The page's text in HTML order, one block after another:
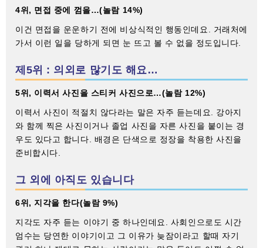
4위, 면접 중에 껌을…(놀람 14%)
이건 면접을 운운하기 전에 비상식적인 행동인데요. 거래처에
가서 이런 일을 당하게 되면 눈 뜨고 볼 수 없을 정도입니다.
제5위 : 의외로 많기도 해요…
5위, 이력서 사진을 스티커 사진으로…(놀람 12%)
이력서 사진이 적절치 않다라는 말은 자주 듣는데요. 강아지
와 함께 찍은 사진이거나 졸업 사진을 자른 사진을 붙이는 경
우도 있다고 합니다. 배경은 단색으로 정장을 착용한 사진을
준비합시다.
그 외에 아직도 있습니다
6위, 지각을 한다(놀람 9%)
지각도 자주 듣는 이야기 중 하나인데요. 사회인으로도 시간
엄수는 당연한 이야기이고 그 이유가 늦잠이라고 할때 자기